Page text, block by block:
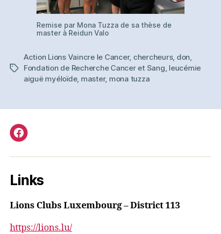
Remise par Mona Tuzza de sa thèse de
master à Reidun Valo
Tags
Action Lions Vaincre le Cancer, chercheurs, don
Fondation de Recherche Cancer et Sang leucémie
aiguë myéloïde, master, mona tuzza
Facebook
Links
Lions Clubs Luxembourg – District 113
https://lions.lu/